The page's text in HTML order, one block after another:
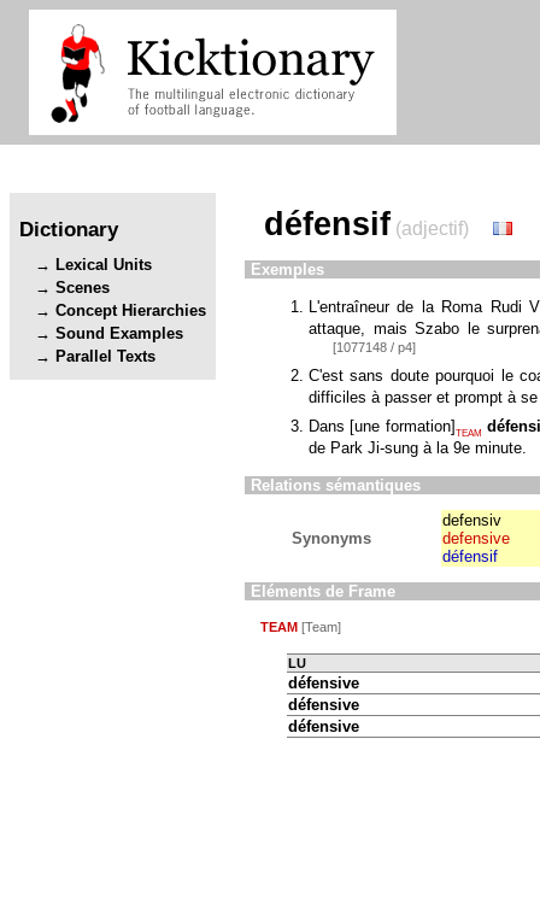
Dictionary
Lexical Units
Scenes
Concept Hierarchies
Sound Examples
Parallel Texts
défensif (adjectif)
Exemples
L'entraîneur de la Roma Rudi
attaque, mais Szabo le
[1077148 / p4]
C'est sans doute pourquoi le
difficiles à passer et prompt à
Dans [une formation] TEAM
de Park Ji-sung à la 9e minute.
Relations sémantiques
Synonyms
defensiv
defensive
défensif
Eléments de Frame
TEAM [Team]
LU
défensive
défensive
défensive